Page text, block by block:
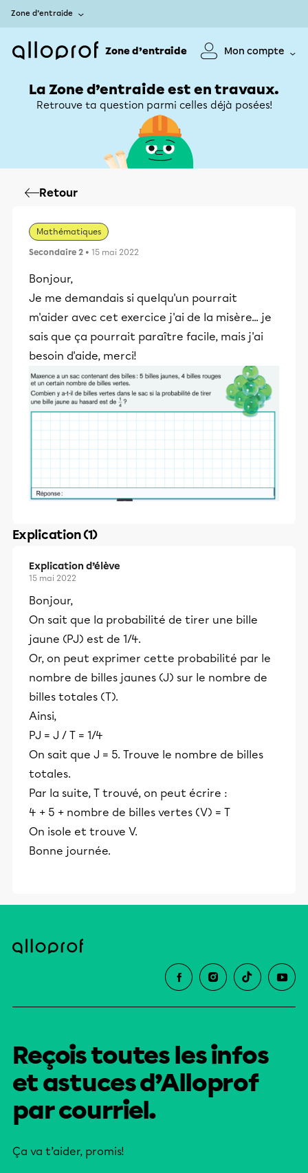
Zone d’entraide
Zone d’entraide Mon compte
La Zone d’entraide est en travaux.
Retrouve ta question parmi celles déjà posées!
Retour
Mathématiques
Secondaire 2 • 15 mai 2022
Bonjour,
Je me demandais si quelqu'un pourrait
m'aider avec cet exercice j'ai de la misère... je
sais que ça pourrait paraître facile, mais j'ai
besoin d'aide, merci!
Explication (1)
Explication d’élève
15 mai 2022
Bonjour,
On sait que la probabilité de tirer une bille
jaune (PJ) est de 1/4.
Or, on peut exprimer cette probabilité par le
nombre de billes jaunes (J) sur le nombre de
billes totales (T).
Ainsi,
PJ = J / T = 1/4
On sait que J = 5. Trouve le nombre de billes
totales.
Par la suite, T trouvé, on peut écrire :
4 + 5 + nombre de billes vertes (V) = T
On isole et trouve V.
Bonne journée.
Reçois toutes les infos
et astuces d’Alloprof
par courriel.
Ça va t’aider, promis!